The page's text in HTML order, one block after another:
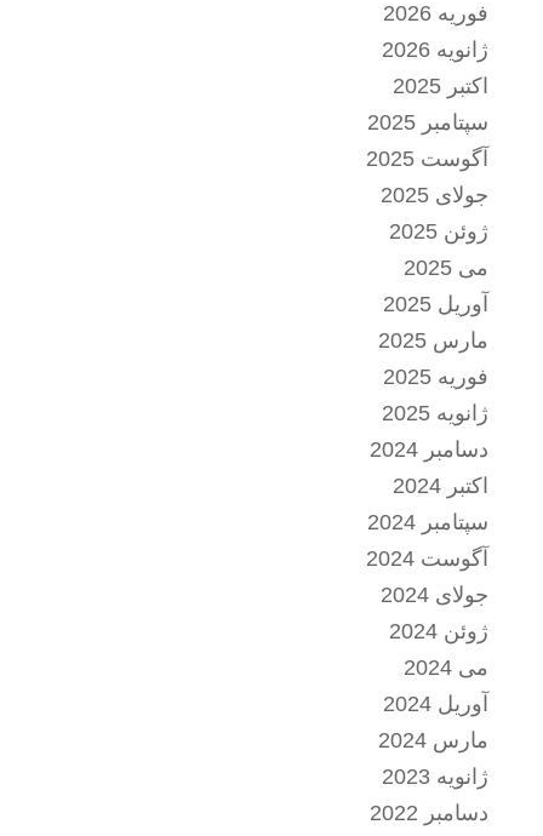
فوریه 2026
ژانویه 2026
اکتبر 2025
سپتامبر 2025
آگوست 2025
جولای 2025
ژوئن 2025
می 2025
آوریل 2025
مارس 2025
فوریه 2025
ژانویه 2025
دسامبر 2024
اکتبر 2024
سپتامبر 2024
آگوست 2024
جولای 2024
ژوئن 2024
می 2024
آوریل 2024
مارس 2024
ژانویه 2023
دسامبر 2022